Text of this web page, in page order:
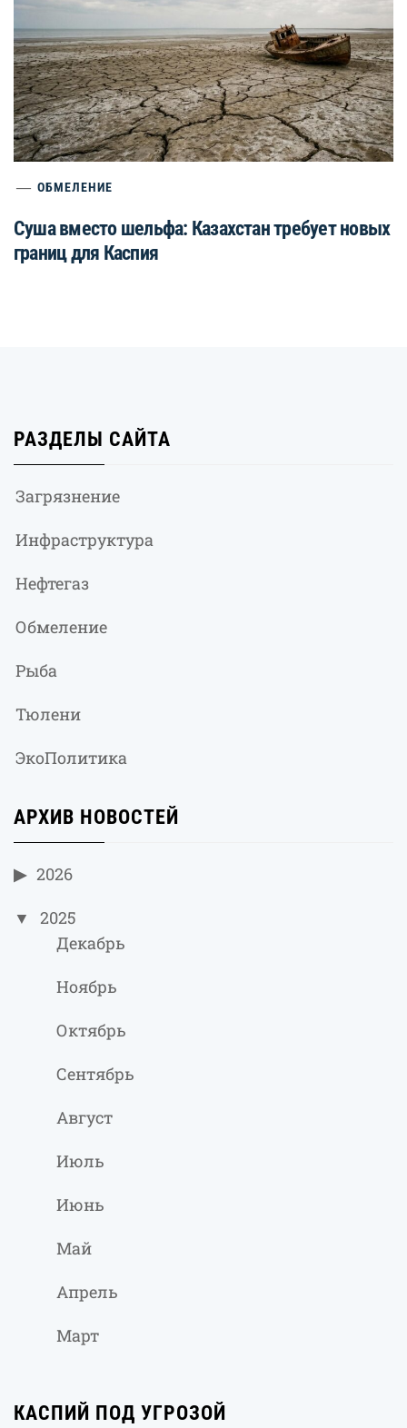
ОБМЕЛЕНИЕ
Суша вместо шельфа: Казахстан требует новых
границ для Каспия
РАЗДЕЛЫ САЙТА
Загрязнение
Инфраструктура
Нефтегаз
Обмеление
Рыба
Тюлени
ЭкоПолитика
АРХИВ НОВОСТЕЙ
2026
2025
Декабрь
Ноябрь
Октябрь
Сентябрь
Август
Июль
Июнь
Май
Апрель
Март
КАСПИЙ ПОД УГРОЗОЙ